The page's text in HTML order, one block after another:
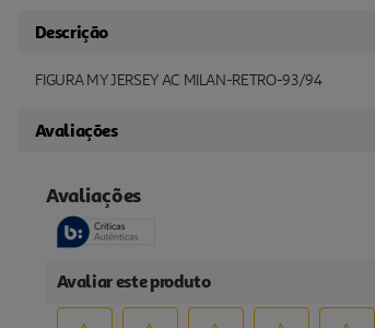
Descrição
FIGURA MY JERSEY AC MILAN-RETRO-93/94
Avaliações